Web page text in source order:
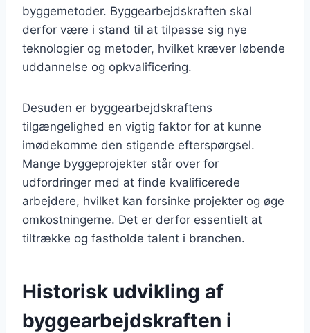
byggemetoder. Byggearbejdskraften skal
derfor være i stand til at tilpasse sig nye
teknologier og metoder, hvilket kræver løbende
uddannelse og opkvalificering.
Desuden er byggearbejdskraftens
tilgængelighed en vigtig faktor for at kunne
imødekomme den stigende efterspørgsel.
Mange byggeprojekter står over for
udfordringer med at finde kvalificerede
arbejdere, hvilket kan forsinke projekter og øge
omkostningerne. Det er derfor essentielt at
tiltrække og fastholde talent i branchen.
Historisk udvikling af
byggearbejdskraften i